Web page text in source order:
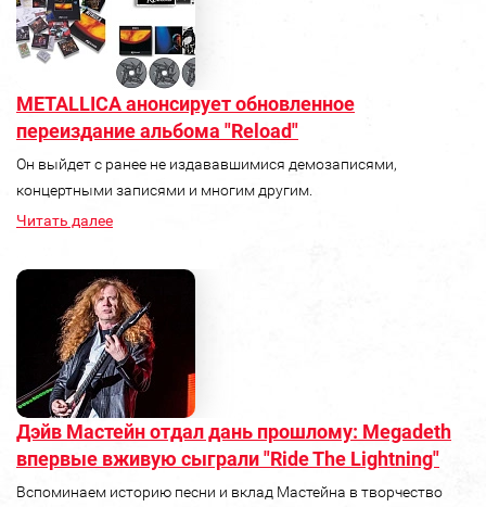
METALLICA анонсирует обновленное
переиздание альбома "Reload"
Он выйдет с ранее не издававшимися демозаписями,
концертными записями и многим другим.
Читать далее
Дэйв Мастейн отдал дань прошлому: Megadeth
впервые вживую сыграли "Ride The Lightning"
Вспоминаем историю песни и вклад Мастейна в творчество